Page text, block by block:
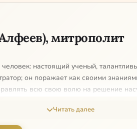
митрополит
настоящий ученый,
он поражает как своими
всю свою волю на решение
великих святых Церкви: свт.
Нового Богослова,
Читать далее